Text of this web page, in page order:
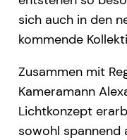
sich auch in den
kommende
Zusammen mit
Kameramann
Lichtkonzept
sowohl spannend